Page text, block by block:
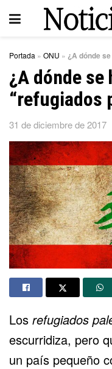
Portada » ONU » ¿A dónde
¿A dónde se
“refugiados
31 de diciembre de 2017
Los refugiados
escurridiza, pero
un país pequeño